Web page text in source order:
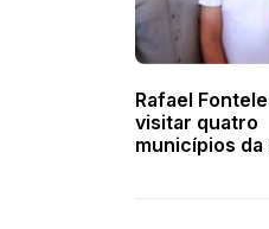
Rafael
visitar quatro
municípios da